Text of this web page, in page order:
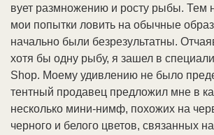
ву­ет раз­мно­же­нию и рос­ту ры­бы. Тем
мои по­пыт­ки ло­вить на обыч­ные
на­чаль­но бы­ли без­ре­зуль­тат­ны.
хо­тя бы од­ну ры­бу, я за­шел в
Shop. Мо­ему удив­ле­нию не бы­ло
тент­ный про­да­вец пред­ло­жил мне в
не­сколь­ко ми­ни-нимф, по­хо­жих на
чер­но­го и бе­ло­го цве­тов, свя­зан­ных